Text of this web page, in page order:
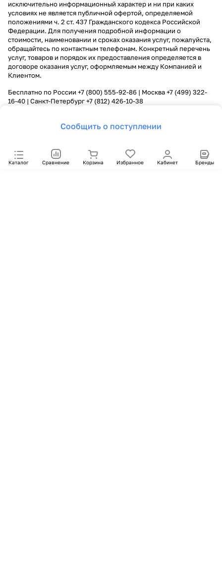
Сообщить о поступлении
Каталог Сравнение Корзина Избранное Кабинет Бренды
исключительно информационный характер и ни при каких
условиях не является публичной офертой, определяемой
положениями ч. 2 ст. 437 Гражданского кодекса Российской
Федерации. Для получения подробной информации о
стоимости, наименовании и сроках оказания услуг, пожалуйста,
обращайтесь по контактным телефонам. Конкретный перечень
услуг, товаров и порядок их предоставления определяется в
договоре оказания услуг, оформляемым между Компанией и
Клиентом.
Бесплатно по России +7 (800) 555-92-86 | Москва+7 (499) 322-
16-40 | Санкт-Петербург+7 (812) 426-10-38